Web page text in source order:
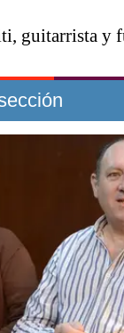
guitarrista y